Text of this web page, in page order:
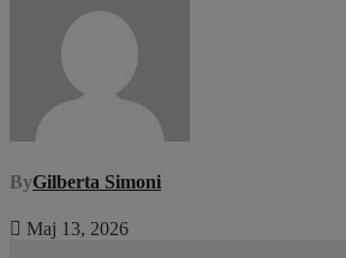
ByGilberta Simoni
Maj 13, 2026